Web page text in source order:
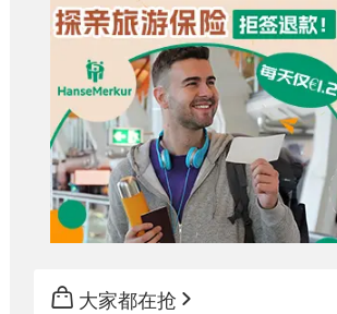
大家都在抢